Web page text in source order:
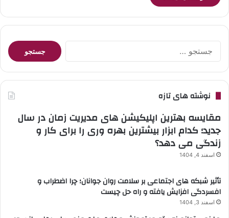
جستجو
برای:
نوشته های تازه
مقایسه بهترین اپلیکیشن های مدیریت زمان در سال
جدید؛ کدام ابزار بیشترین بهره وری را برای کار و
زندگی می دهد؟
اسفند 4, 1404
تأثیر شبکه های اجتماعی بر سلامت روان جوانان؛ چرا اضطراب و
افسردگی افزایش یافته و راه حل چیست
اسفند 3, 1404